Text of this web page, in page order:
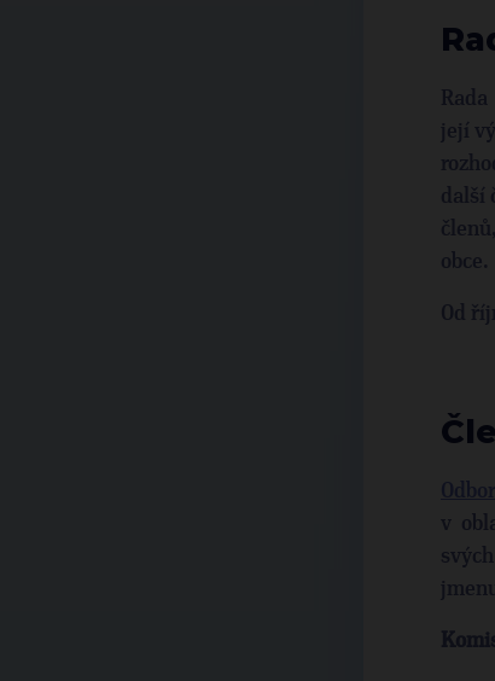
její
další
obce.
Od
v